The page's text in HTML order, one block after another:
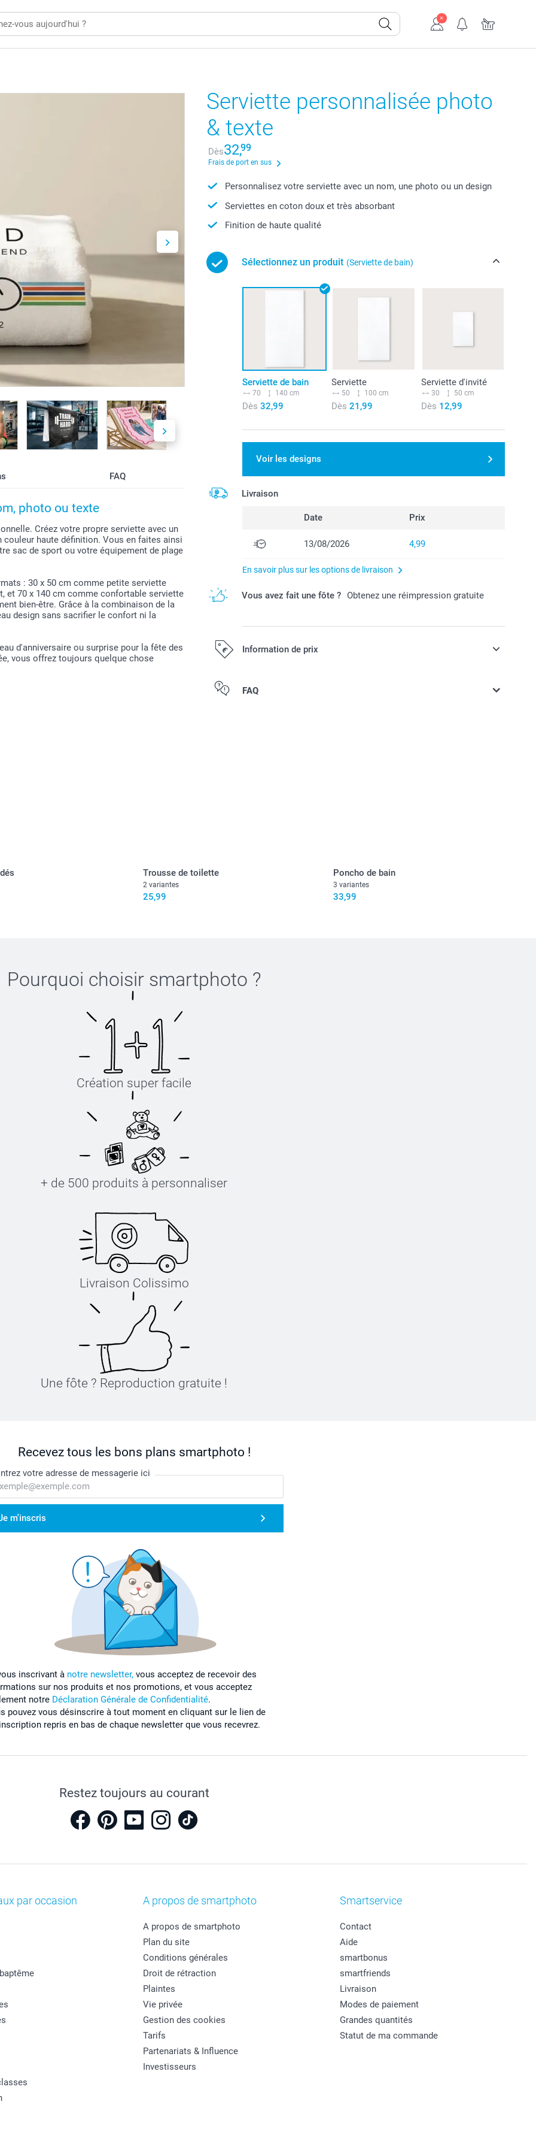
FAQ
photo ou texte
Créez votre propre serviette avec un
haute définition. Vous en faites ainsi
sac de sport ou votre équipement de plage
: 30 x 50 cm comme petite serviette
et 70 x 140 cm comme confortable serviette
bien-être. Grâce à la combinaison de la
design sans sacrifier le confort ni la
d'anniversaire ou surprise pour la fête des
vous offrez toujours quelque chose
Serviette personnalisée photo
& texte
Dès32,99
Frais de port en sus
Personnalisez votre serviette avec un nom, une photo ou un design
Serviettes en coton doux et très absorbant
Finition de haute qualité
Sélectionnez un produit (Serviette de bain)
Serviette de bain
70 140 cm
Dès 32,99
Serviette
50 100 cm
Dès 21,99
Serviette d'invité
30 50 cm
Dès 12,99
Voir les designs
Livraison
Date Prix
13/08/2026 4,99
En savoir plus sur les options de livraison
Vous avez fait une fôte ? Obtenez une réimpression gratuite
Information de prix
Tous les prix sont en EURO (€), TVA incluse et hors frais de port.
FAQ
Trousse de toilette
2 variantes
25,99
Poncho de bain
3 variantes
33,99
Pourquoi choisir smartphoto ?
Création super facile
+ de 500 produits à personnaliser
Livraison Colissimo
Une fôte ? Reproduction gratuite !
Recevez tous les bons plans smartphoto !
votre adresse de messagerie ici
m'inscris
inscrivant à notre newsletter, vous acceptez de recevoir des
sur nos produits et nos promotions, et vous acceptez
notre Déclaration Générale de Confidentialité.
pouvez vous désinscrire à tout moment en cliquant sur le lien de
repris en bas de chaque newsletter que vous recevrez.
Restez toujours au courant
par occasion A propos de smartphoto
A propos de smartphoto
Plan du site
Conditions générales
Droit de rétraction
Plaintes
Vie privée
Gestion des cookies
Tarifs
Partenariats & Influence
Investisseurs
Smartservice
Contact
Aide
smartbonus
smartfriends
Livraison
Modes de paiement
Grandes quantités
Statut de ma commande